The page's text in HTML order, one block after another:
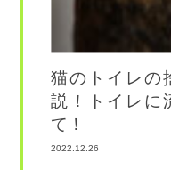
猫のトイレの
説！トイレに
て！
2022.12.26